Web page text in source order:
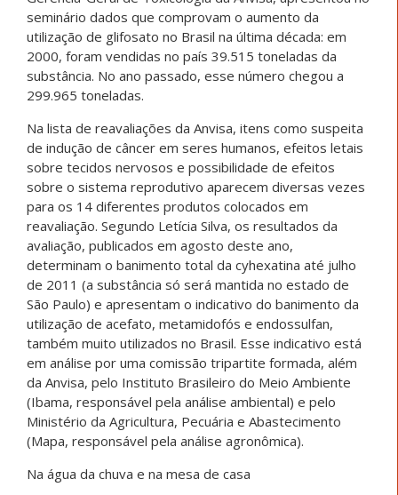
seminário dados que comprovam o aumento da
utilização de glifosato no Brasil na última década: em
2000, foram vendidas no país 39.515 toneladas da
substância. No ano passado, esse número chegou a
299.965 toneladas.
Na lista de reavaliações da Anvisa, itens como suspeita
de indução de câncer em seres humanos, efeitos letais
sobre tecidos nervosos e possibilidade de efeitos
sobre o sistema reprodutivo aparecem diversas vezes
para os 14 diferentes produtos colocados em
reavaliação. Segundo Letícia Silva, os resultados da
avaliação, publicados em agosto deste ano,
determinam o banimento total da cyhexatina até julho
de 2011 (a substância só será mantida no estado de
São Paulo) e apresentam o indicativo do banimento da
utilização de acefato, metamidofós e endossulfan,
também muito utilizados no Brasil. Esse indicativo está
em análise por uma comissão tripartite formada, além
da Anvisa, pelo Instituto Brasileiro do Meio Ambiente
(Ibama, responsável pela análise ambiental) e pelo
Ministério da Agricultura, Pecuária e Abastecimento
(Mapa, responsável pela análise agronômica).
Na água da chuva e na mesa de casa